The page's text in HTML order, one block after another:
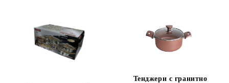
Тенджери с гранитно